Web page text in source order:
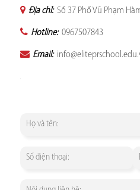
Địa chỉ: Số 37 Phố Vũ Phạm
Hotline: 0967507843
Email: